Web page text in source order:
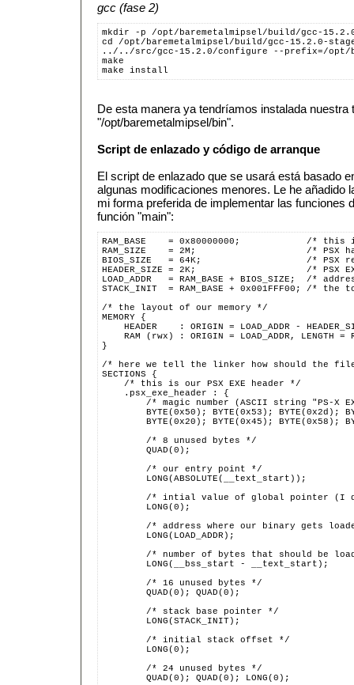
gcc (fase 2)
mkdir -p /opt/baremetalmipsel/build/gcc-
cd /opt/baremetalmipsel/build/gcc-15.2.0-
../../src/gcc-15.2.0/configure --prefix=/opt/
make
make install
De esta manera ya tendríamos instalada nuestra
"/opt/baremetalmipsel/bin".
Script de enlazado y código de arranque
El script de enlazado que se usará está basado
algunas modificaciones menores. Le he añadido
mi forma preferida de implementar las funciones
función "main":
RAM_BASE    = 0x80000000;            /* this
RAM_SIZE    = 2M;                    /* PSX
BIOS_SIZE   = 64K;                   /* PSX
HEADER_SIZE = 2K;                    /* PSX
LOAD_ADDR   = RAM_BASE + BIOS_SIZE;  /*
STACK_INIT  = RAM_BASE + 0x001FFF00; /*
/* the layout of our memory */
MEMORY {
HEADER    : ORIGIN = LOAD_ADDR -
RAM (rwx) : ORIGIN = LOAD_ADDR, LENGTH =
}
/* here we tell the linker how should the
SECTIONS {
    /* this is our PSX EXE header */
    .psx_exe_header : {
/* magic number (ASCII string "PS-X
BYTE(0x50); BYTE(0x53); BYTE(0x2d);
BYTE(0x20); BYTE(0x45); BYTE(0x58);
        /* 8 unused bytes */
        QUAD(0);
        /* our entry point */
        LONG(ABSOLUTE(__text_start));
/* intial value of global pointer (I
        LONG(0);
/* address where our binary gets
        LONG(LOAD_ADDR);
/* number of bytes that should be
        LONG(__bss_start - __text_start);
        /* 16 unused bytes */
        QUAD(0); QUAD(0);
        /* stack base pointer */
        LONG(STACK_INIT);
        /* initial stack offset */
        LONG(0);
        /* 24 unused bytes */
        QUAD(0); QUAD(0); LONG(0);